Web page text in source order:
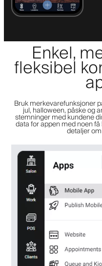
Enkel,
fleksibel
Bruk merkevarefunksjoner
jul, halloween, påske og
stemninger med kundene
data for appen med noen
detaljer